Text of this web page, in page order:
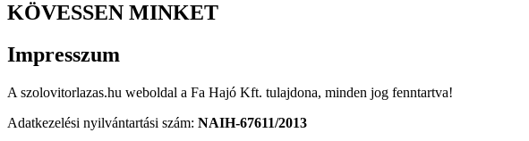
KÖVESSEN MINKET
Impresszum
A szolovitorlazas.hu weboldal a Fa Hajó Kft. tulajdona, minden jog fenntartva!
Adatkezelési nyilvántartási szám: NAIH-67611/2013